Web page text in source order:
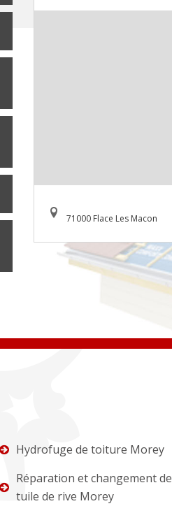
71000 Flace Les Macon
Hydrofuge de toiture Morey
Réparation et changement de
tuile de rive Morey